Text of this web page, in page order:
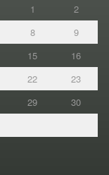
1
2
8
9
15
16
22
23
29
30